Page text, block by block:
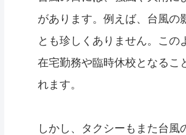
があります。例えば、台風の
とも珍しくありません。この
在宅勤務や臨時休校となるこ
れます。
しかし、タクシーもまた台